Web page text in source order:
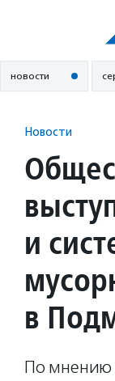
новости
Новости
и
в
По мнению